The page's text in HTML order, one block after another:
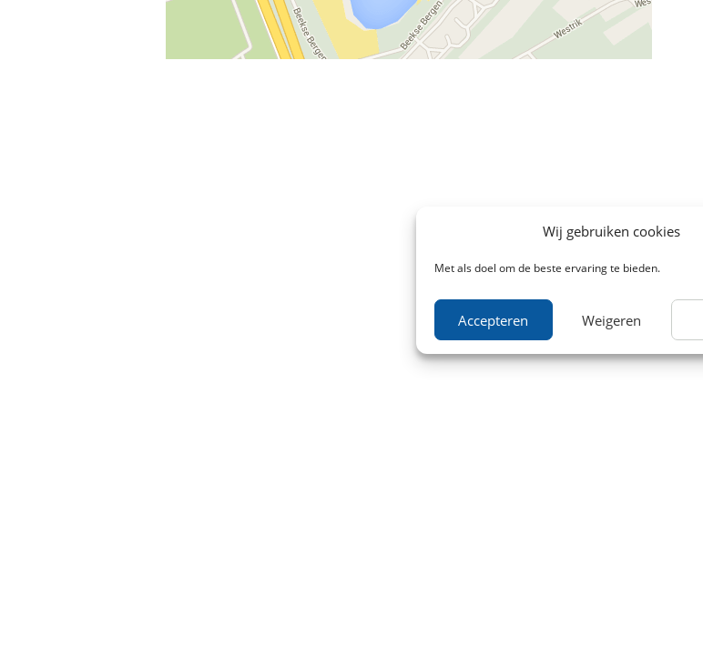
Wij gebruiken cookies
Met als doel om de beste ervaring te bieden.
Accepteren Weigeren